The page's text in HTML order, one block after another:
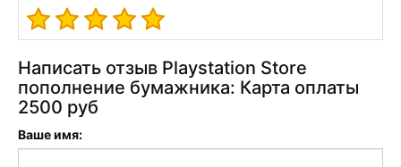
Написать отзыв Playstation Store
пополнение бумажника: Карта оплаты
2500 руб
Ваше имя: